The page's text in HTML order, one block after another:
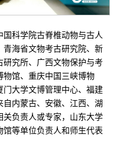
科学院古脊椎动物与古人
青海省文物考古研究院、新
究所、广西文物保护与考
物馆、重庆中国三峡博物
大学文博管理中心、福建
内蒙古、安徽、江西、湖
关负责人或专家，山东大学
等单位负责人和师生代表